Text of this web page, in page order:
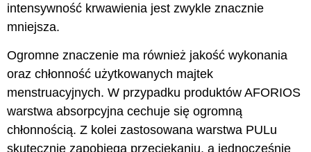
intensywność krwawienia jest zwykle znacznie
mniejsza.
Ogromne znaczenie ma również jakość wykonania
oraz chłonność użytkowanych majtek
menstruacyjnych. W przypadku produktów AFORIOS
warstwa absorpcyjna cechuje się ogromną
chłonnością. Z kolei zastosowana warstwa PULu
skutecznie zapobiega przeciekaniu, a jednocześnie